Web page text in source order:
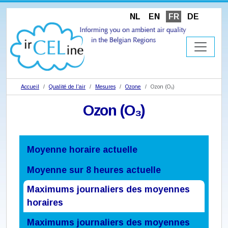
NL EN FR DE
Accueil Qualité de l'air Mesures Ozone Ozon (O₃)
Ozon (O₃)
Moyenne horaire actuelle
Moyenne sur 8 heures actuelle
Maximums journaliers des moyennes
horaires
Maximums journaliers des moyennes